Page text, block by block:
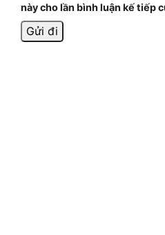
này cho lần bình luận kế tiếp